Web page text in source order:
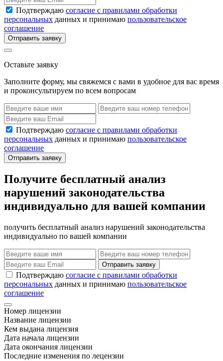
Подтверждаю согласие с правилами обработки
персональных данных и принимаю пользовательское
соглашение
Отправить заявку
Оставьте заявку
Заполните форму, мы свяжемся с вами в удобное для вас время
и проконсультируем по всем вопросам
Подтверждаю согласие с правилами обработки
персональных данных и принимаю пользовательское
соглашение
Отправить заявку
Получите бесплатный анализ
нарушений законодательства
индивидуально для вашей компании
получить бесплатный анализ нарушений законодательства
индивидуально по вашей компании
Отправить заявку
Подтверждаю согласие с правилами обработки
персональных данных и принимаю пользовательское
соглашение
Номер лицензии
Название лицензии
Кем выдана лицензия
Дата начала лицензии
Дата окончания лицензии
Последние изменения по лецензии